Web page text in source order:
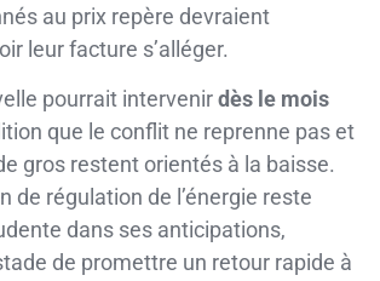
au prix repère devraient
leur facture s’alléger.
pourrait intervenirdès le mois
que le conflit ne reprenne pas et
gros restent orientés à la baisse.
de régulation de l’énergie reste
dans ses anticipations,
de promettre un retour rapide à